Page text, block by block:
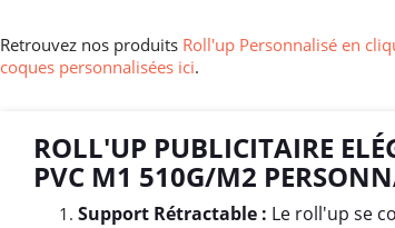
Retrouvez nos produits Roll'up Personnalisé en
coques personnalisées ici.
ROLL'UP PUBLICITAIRE
PVC M1 510G/M2
Support Rétractable : Le roll'up se